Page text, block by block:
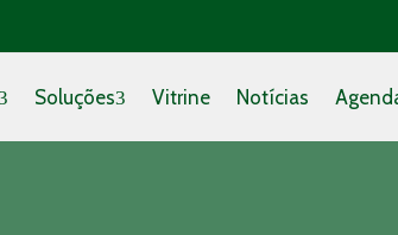
Soluções Vitrine Notícias